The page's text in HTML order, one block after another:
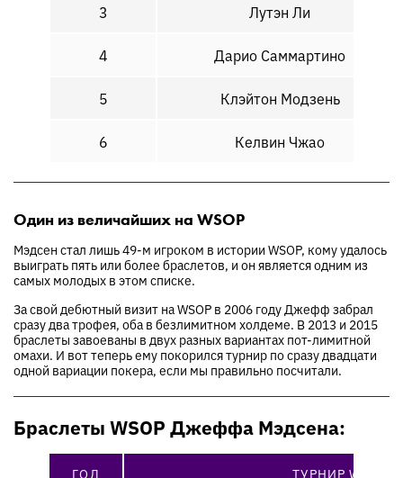
3 Лутэн Ли
4 Дарио Саммартино
5 Клэйтон Модзень
6 Келвин Чжао
Один из величайших на WSOP
Мэдсен стал лишь 49-м игроком в истории WSOP, кому удалось
выиграть пять или более браслетов, и он является одним из
самых молодых в этом списке.
За свой дебютный визит на WSOP в 2006 году Джефф забрал
сразу два трофея, оба в безлимитном холдеме. В 2013 и 2015
браслеты завоеваны в двух разных вариантах пот-лимитной
омахи. И вот теперь ему покорился турнир по сразу двадцати
одной вариации покера, если мы правильно посчитали.
Браслеты WSOP Джеффа Мэдсена:
ГОД ТУРНИР WSOP